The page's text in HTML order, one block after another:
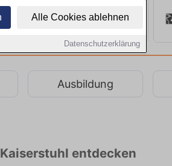
Alle Cookies ablehnen
Datenschutzerklärung
Ausbildung
entdecken